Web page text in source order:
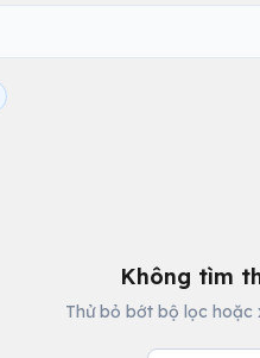
Không tìm
Thử bỏ bớt bộ lọc hoặc